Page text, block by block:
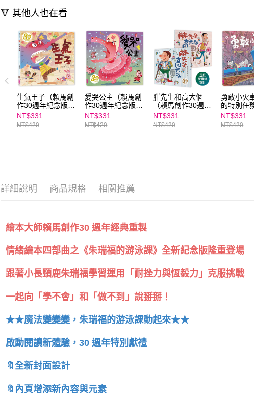
任。
４．使用
即時審查
結果請求
５．嚴禁
形，恩沛
動。
🔻 其他人也在看
生氣王子（賴馬創
作30週年紀念版）
｜贈中英雙語影音
繪本一整年
NT$331
NT$420
愛哭公主（賴馬創
作30週年紀念版）
｜贈中英雙語影音
繪本一整年
NT$331
NT$420
胖先生和高大個
（賴馬創作30週年
紀念版）
NT$331
NT$420
勇敢小火
的特別任
創作30週
版）｜贈
影音繪本
NT$331
NT$420
詳細說明 商品規格 相關推薦
繪本大師賴馬創作30 週年經典重製
情緒繪本四部曲之《朱瑞福的游泳課》全新紀念版隆重登場
跟著小長頸鹿朱瑞福學習運用「耐挫力與恆毅力」克服挑戰
一起向「學不會」和「做不到」說掰掰！
★★魔法變變變，朱瑞福的游泳課動起來★★
啟動閱讀新體驗，30 週年特別獻禮
🔖全新封面設計
🔖內頁增添新內容與元素